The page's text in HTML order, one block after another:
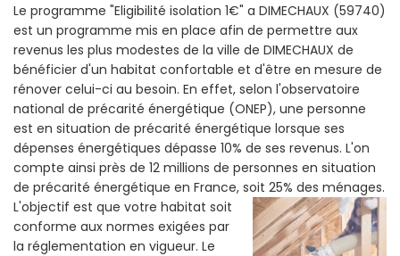
Le programme "Eligibilité isolation 1€" a DIMECHAUX (59740)
est un programme mis en place afin de permettre aux
revenus les plus modestes de la ville de DIMECHAUX de
bénéficier d'un habitat confortable et d'être en mesure de
rénover celui-ci au besoin. En effet, selon l'observatoire
national de précarité énergétique (ONEP), une personne
est en situation de précarité énergétique lorsque ses
dépenses énergétiques dépasse 10% de ses revenus. L'on
compte ainsi près de 12 millions de personnes en situation
de précarité énergétique en France, soit 25% des ménages.
L'objectif est que votre habitat soit
conforme aux normes exigées par
la réglementation en vigueur. Le